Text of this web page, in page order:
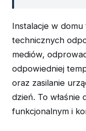
Instalacje w domu
technicznych
mediów,
odpowiedniej
oraz zasilanie
dzień. To właśnie
funkcjonalnym i